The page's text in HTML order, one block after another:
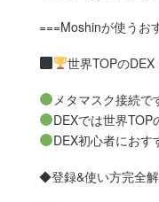
===Moshinが使うお
世界TOPのDEX
メタマスク接続で
DEXでは世界TOP
DEX初心者におす
◆登録&使い方完全